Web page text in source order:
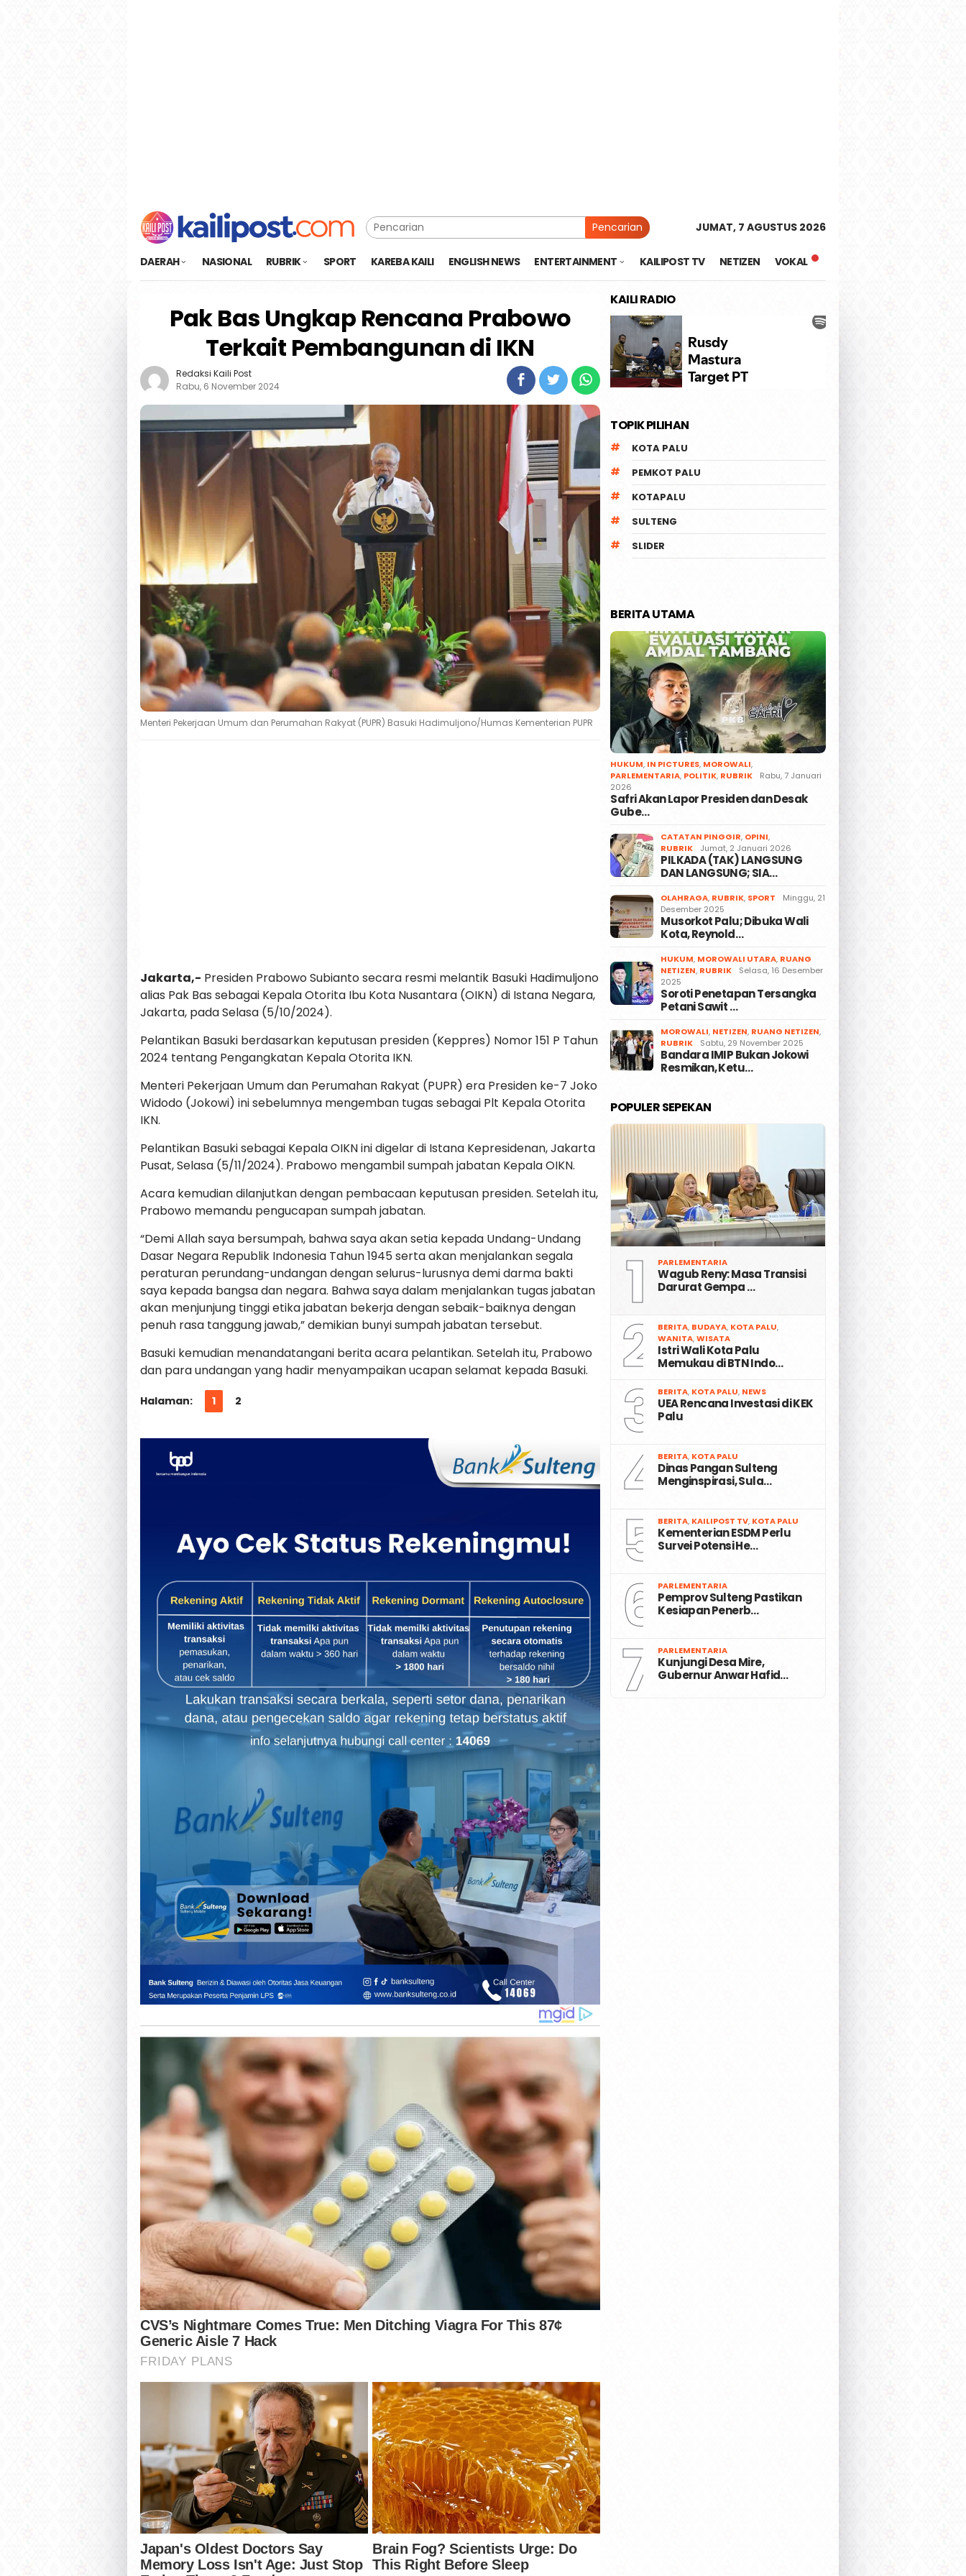
Pencarian JUMAT, 7 AGUSTUS 2026
DAERAH NASIONAL RUBRIK SPORT KAREBA KAILI ENGLISH NEWS ENTERTAINMENT KAILIPOST TV NETIZEN VOKAL
Pak Bas Ungkap Rencana Prabowo
Terkait Pembangunan di IKN
Redaksi Kaili Post
Rabu, 6 November 2024
Menteri Pekerjaan Umum dan Perumahan Rakyat (PUPR) Basuki Hadimuljono/Humas Kementerian PUPR
Jakarta,- Presiden Prabowo Subianto secara resmi melantik Basuki Hadimuljono
alias Pak Bas sebagai Kepala Otorita Ibu Kota Nusantara (OIKN) di Istana Negara,
Jakarta, pada Selasa (5/10/2024).
Pelantikan Basuki berdasarkan keputusan presiden (Keppres) Nomor 151 P Tahun
2024 tentang Pengangkatan Kepala Otorita IKN.
Menteri Pekerjaan Umum dan Perumahan Rakyat (PUPR) era Presiden ke-7 Joko
Widodo (Jokowi) ini sebelumnya mengemban tugas sebagai Plt Kepala Otorita
IKN.
Pelantikan Basuki sebagai Kepala OIKN ini digelar di Istana Kepresidenan, Jakarta
Pusat, Selasa (5/11/2024). Prabowo mengambil sumpah jabatan Kepala OIKN.
Acara kemudian dilanjutkan dengan pembacaan keputusan presiden. Setelah itu,
Prabowo memandu pengucapan sumpah jabatan.
“Demi Allah saya bersumpah, bahwa saya akan setia kepada Undang-Undang
Dasar Negara Republik Indonesia Tahun 1945 serta akan menjalankan segala
peraturan perundang-undangan dengan selurus-lurusnya demi darma bakti
saya kepada bangsa dan negara. Bahwa saya dalam menjalankan tugas jabatan
akan menjunjung tinggi etika jabatan bekerja dengan sebaik-baiknya dengan
penuh rasa tanggung jawab,” demikian bunyi sumpah jabatan tersebut.
Basuki kemudian menandatangani berita acara pelantikan. Setelah itu, Prabowo
dan para undangan yang hadir menyampaikan ucapan selamat kepada Basuki.
Halaman: 1 2
KAILI RADIO
TOPIK PILIHAN
KOTA PALU
PEMKOT PALU
KOTAPALU
SULTENG
SLIDER
BERITA UTAMA
HUKUM, IN PICTURES, MOROWALI,
PARLEMENTARIA, POLITIK, RUBRIK
Rabu, 7 Januari
2026
Safri Akan Lapor Presiden dan Desak
Gube…
CATATAN PINGGIR, OPINI,
RUBRIK
Jumat, 2 Januari 2026
PILKADA (TAK) LANGSUNG
DAN LANGSUNG; SIA…
OLAHRAGA, RUBRIK, SPORT
Minggu, 21
Desember 2025
Musorkot Palu; Dibuka Wali
Kota, Reynold…
HUKUM, MOROWALI UTARA, RUANG
NETIZEN, RUBRIK
Selasa, 16 Desember
2025
Soroti Penetapan Tersangka
Petani Sawit …
MOROWALI, NETIZEN, RUANG NETIZEN,
RUBRIK
Sabtu, 29 November 2025
Bandara IMIP Bukan Jokowi
Resmikan, Ketu…
POPULER SEPEKAN
1 PARLEMENTARIA
Wagub Reny: Masa Transisi
Darurat Gempa …
2 BERITA, BUDAYA, KOTA PALU,
WANITA,WISATA
Istri Wali Kota Palu
Memukau di BTN Indo…
3 BERITA, KOTA PALU, NEWS
UEA Rencana Investasi di KEK
Palu
4 BERITA, KOTA PALU
Dinas Pangan Sulteng
Menginspirasi, Sula…
5 BERITA, KAILIPOST TV, KOTA PALU
Kementerian ESDM Perlu
Survei Potensi He…
6 PARLEMENTARIA
Pemprov Sulteng Pastikan
Kesiapan Penerb…
7 PARLEMENTARIA
Kunjungi Desa Mire,
Gubernur Anwar Hafid…